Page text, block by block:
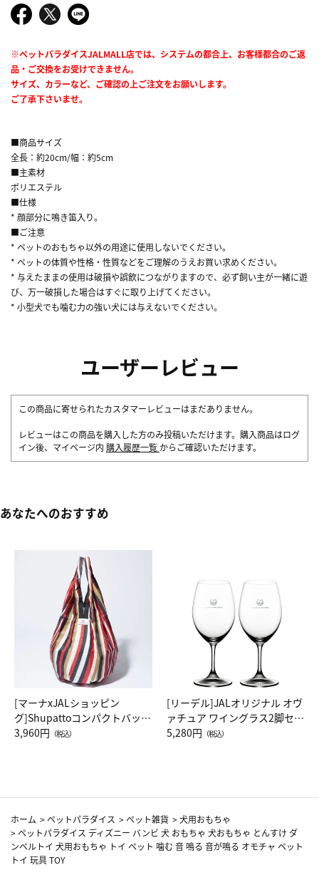
※ペットパラダイスJALMALL店では、システムの都合上、お客様都合のご返
品・ご交換をお受けできません。
サイズ、カラーなど、ご確認の上ご注文をお願いします。
ご了承下さいませ。
■商品サイズ
全長：約20cm/幅：約5cm
■主素材
ポリエステル
■仕様
* 顔部分に鳴き笛入り。
■ご注意
* ペットのおもちゃ以外の用途に使用しないでください。
* ペットの体質や性格・性質などをご理解のうえお買い求めください。
* 与えたままの使用は破損や誤飲につながりますので、必ず飼い主が一緒に遊
び、万一破損した場合はすぐに取り上げてください。
* 小型犬でも噛む力の強い犬には与えないでください。
ユーザーレビュー
この商品に寄せられたカスタマーレビューはまだありません。
レビューはこの商品を購入した方のみ投稿いただけます。購入商品はログ
イン後、マイページ内 購入履歴一覧 からご確認いただけます。
あなたへのおすすめ
[マーナxJALショッピン
グ]Shupattoコンパクトバッグ
Drop JAL客室乗務員（LC）ス
3,960円 （税込）
[リーデル]JALオリジナル オヴ
ァチュア ワイングラス2脚セッ
ト（レッドワイン）
5,280円 （税込）
ホーム >ペットパラダイス >ペット雑貨 >犬用おもちゃ
>ペットパラダイス ディズニー バンビ 犬 おもちゃ 犬おもちゃ とんすけ ダ
ンベルトイ 犬用おもちゃ トイ ペット 噛む 音 鳴る 音が鳴る オモチャ ペット
トイ 玩具 TOY